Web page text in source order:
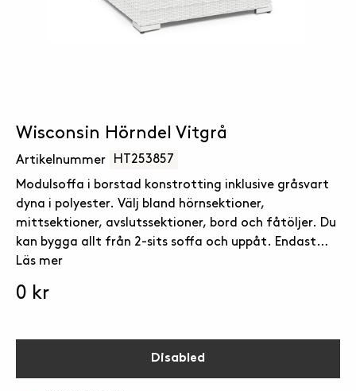
Wisconsin Hörndel Vitgrå
Artikelnummer HT253857
Modulsoffa i borstad konstrotting inklusive gråsvart
dyna i polyester. Välj bland hörnsektioner,
mittsektioner, avslutssektioner, bord och fåtöljer. Du
kan bygga allt från 2-sits soffa och uppåt. Endast
utrymme och fantasi sätter gränser.
Läs mer
0 kr
Disabled